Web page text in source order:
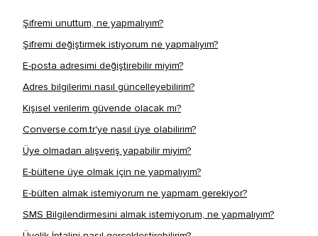
Şifremi unuttum, ne yapmalıyım?
Şifremi değiştirmek istiyorum ne yapmalıyım?
E-posta adresimi değiştirebilir miyim?
Adres bilgilerimi nasıl güncelleyebilirim?
Kişisel verilerim güvende olacak mı?
Converse.com.tr'ye nasıl üye olabilirim?
Üye olmadan alışveriş yapabilir miyim?
E-bültene üye olmak için ne yapmalıyım?
E-bülten almak istemiyorum ne yapmam gerekiyor?
SMS Bilgilendirmesini almak istemiyorum, ne yapmalıyım?